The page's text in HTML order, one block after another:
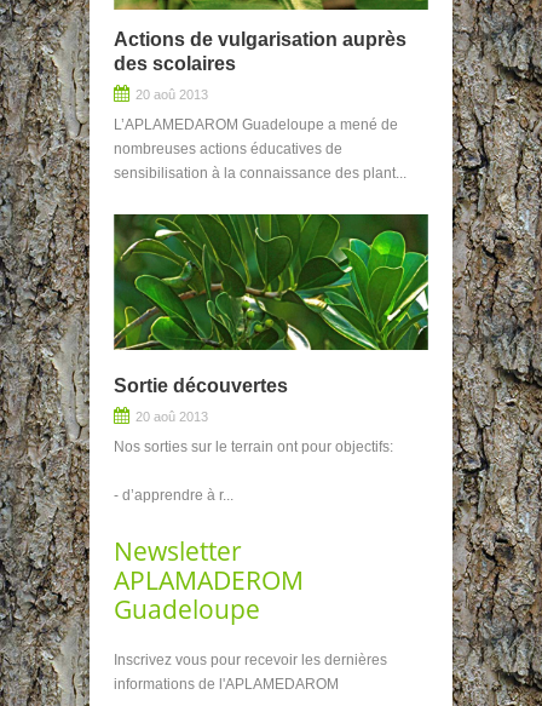
Actions de vulgarisation auprès
des scolaires
20 aoû 2013
L’APLAMEDAROM Guadeloupe a mené de
nombreuses actions éducatives de
sensibilisation à la connaissance des plant...
Sortie découvertes
20 aoû 2013
Nos sorties sur le terrain ont pour objectifs:
- d’apprendre à r...
Newsletter
APLAMADEROM
Guadeloupe
Inscrivez vous pour recevoir les dernières
informations de l'APLAMEDAROM